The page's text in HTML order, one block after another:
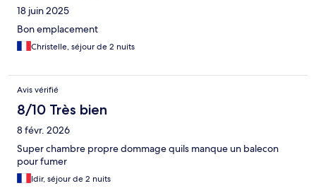
18 juin 2025
Bon emplacement
Christelle, séjour de 2 nuits
Avis vérifié
8/10 Très bien
8 févr. 2026
Super chambre propre dommage quils manque un balecon
pour fumer
Idir, séjour de 2 nuits